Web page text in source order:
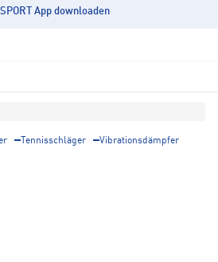
App downloaden
Tennisschläger Vibrationsdämpfer